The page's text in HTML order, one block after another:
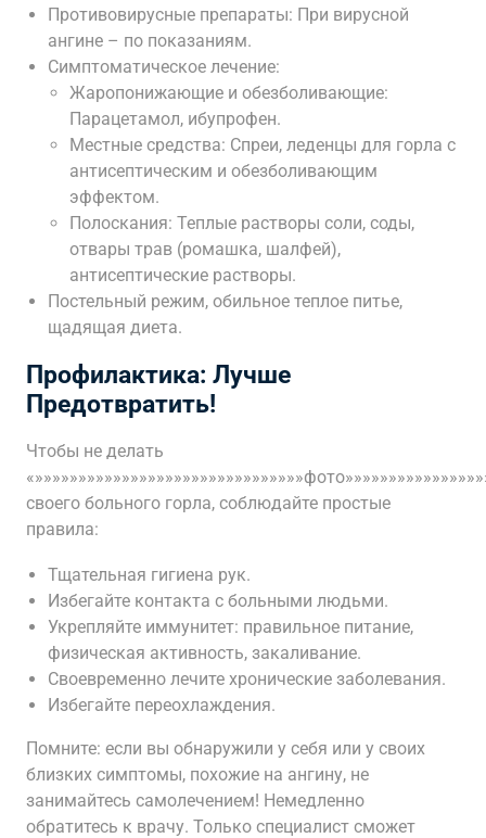
Противовирусные препараты: При вирусной
ангине – по показаниям.
Симптоматическое лечение:
Жаропонижающие и обезболивающие:
Парацетамол, ибупрофен.
Местные средства: Спреи, леденцы для горла с
антисептическим и обезболивающим
эффектом.
Полоскания: Теплые растворы соли, соды,
отвары трав (ромашка, шалфей),
антисептические растворы.
Постельный режим, обильное теплое питье,
щадящая диета.
Профилактика: Лучше
Предотвратить!
Чтобы не делать
своего больного горла, соблюдайте простые
правила:
Тщательная гигиена рук.
Избегайте контакта с больными людьми.
Укрепляйте иммунитет: правильное питание,
физическая активность, закаливание.
Своевременно лечите хронические заболевания.
Избегайте переохлаждения.
Помните: если вы обнаружили у себя или у своих
близких симптомы, похожие на ангину, не
занимайтесь самолечением! Немедленно
обратитесь к врачу. Только специалист сможет